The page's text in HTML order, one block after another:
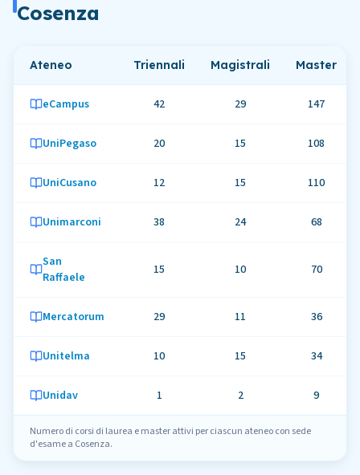
Cosenza
Ateneo Triennali Magistrali Master
eCampus 42 29 147
UniPegaso 20 15 108
UniCusano 12 15 110
Unimarconi 38 24 68
San
Raffaele
15 10 70
Mercatorum 29 11 36
Unitelma 10 15 34
Unidav 1 2 9
Numero di corsi di laurea e master attivi per ciascun ateneo con sede
d'esamea Cosenza.